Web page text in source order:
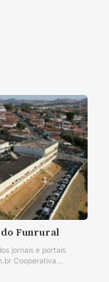
do Funrural
jornais e portais
Cooperativa...